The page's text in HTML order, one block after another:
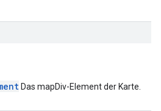
Das mapDiv-Element der Karte.